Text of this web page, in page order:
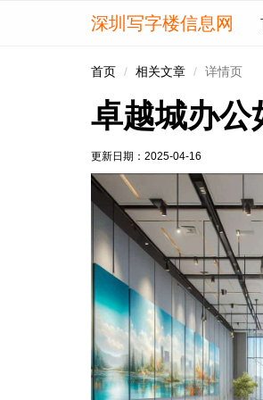
深圳写字楼信息网
首页 相关文章 详情页
卓越城办公
更新日期： 2025-04-16